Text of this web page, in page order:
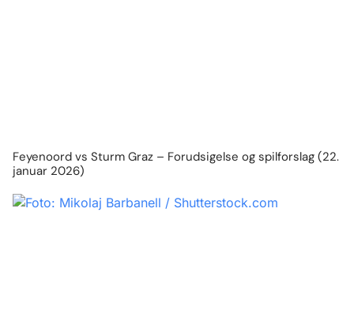
Feyenoord vs Sturm Graz – Forudsigelse og spilforslag (22.
januar 2026)